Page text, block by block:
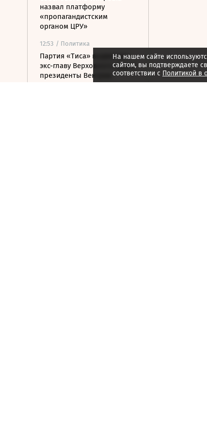
назвал платформу
«пропагандистским
органом ЦРУ»
12:53 / Политика
Партия «Тиса» выдвинула
экс-главу Верховного суда в
президенты Венгрии
На нашем сайте
сайтом, вы подтверждаете
соответствии с Политикой в